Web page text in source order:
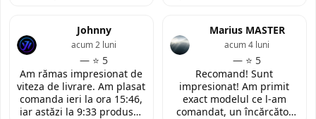
contactat in urma cererii
de retur si mi-au oferit
modelul potrivit de
tastatura pentru repararea
laptopului. Nu am ce
reprosa! Serviciu prompt si
de incredere!
fata locului, am fost placut
impresionata de
amabilitatea si priceperea
personalului. Multumesc
tare mult pentru ajutorul
oferit!
Johnny
— ⭐ 5
acum 2 luni
Am rămas impresionat de
viteza de livrare. Am plasat
comanda ieri la ora 15:46,
iar astăzi la 9:33 produsul
Marius MASTER
— ⭐ 5
acum 4 luni
Recomand! Sunt
impresionat! Am primit
exact modelul ce l-am
comandat, un încărcător